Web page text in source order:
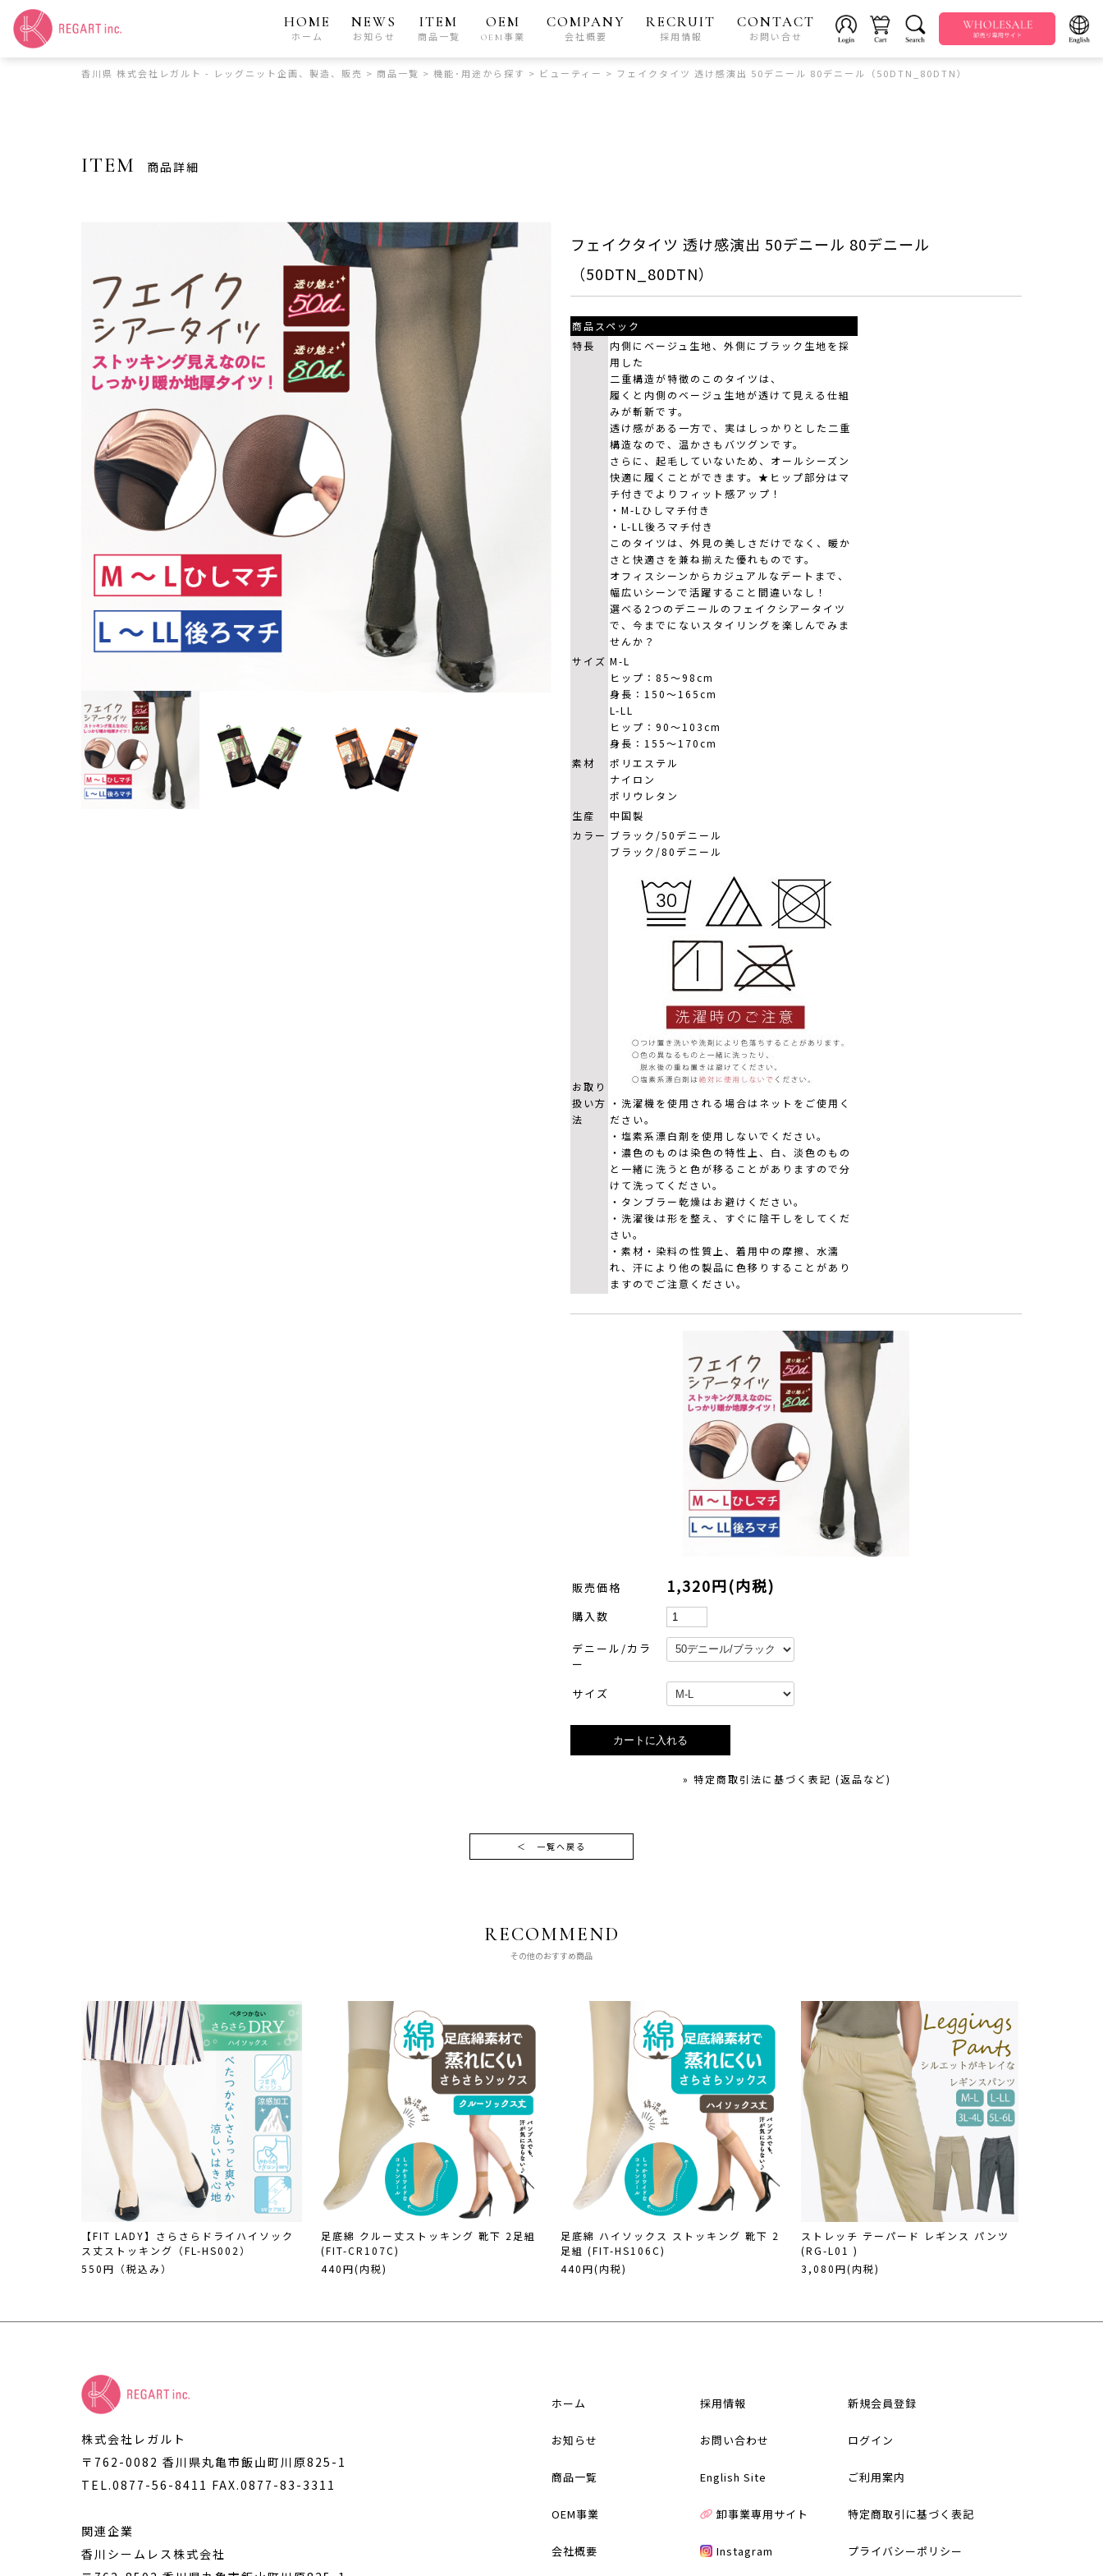
HOME
ホーム
NEWS
お知らせ
ITEM
商品一覧
OEM
OEM事業
COMPANY
会社概要
RECRUIT
採用情報
CONTACT
お問い合せ
香川県 株式会社レガルト - レッグニット企画、製造、販売 > 商品一覧 > 機能･用途から探す > ビューティー > フェイクタイツ 透け感演出 50デニール 80デニール（50DTN_80DTN）
ITEM 商品詳細
フェイクタイツ 透け感演出 50デニール 80デニール
（50DTN_80DTN）
商品スペック
特長
内側にベージュ生地、外側にブラック生地を採
用した
二重構造が特徴のこのタイツは、
履くと内側のベージュ生地が透けて見える仕組
みが斬新です。
透け感がある一方で、実はしっかりとした二重
構造なので、温かさもバツグンです。
さらに、起毛していないため、オールシーズン
快適に履くことができます。★ヒップ部分はマ
チ付きでよりフィット感アップ！
・M-Lひしマチ付き
・L-LL後ろマチ付き
このタイツは、外見の美しさだけでなく、暖か
さと快適さを兼ね揃えた優れものです。
オフィスシーンからカジュアルなデートまで、
幅広いシーンで活躍すること間違いなし！
選べる2つのデニールのフェイクシアータイツ
で、今までにないスタイリングを楽しんでみま
せんか？
サイズ M-L
ヒップ：85～98cm
身長：150～165cm
L-LL
ヒップ：90～103cm
身長：155～170cm
素材
ポリエステル
ナイロン
ポリウレタン
生産
中国製
カラー ブラック/50デニール
ブラック/80デニール
お取り
扱い方
法
・洗濯機を使用される場合はネットをご使用く
ださい。
・塩素系漂白剤を使用しないでください。
・濃色のものは染色の特性上、白、淡色のもの
と一緒に洗うと色が移ることがありますので分
けて洗ってください。
・タンブラー乾燥はお避けください。
・洗濯後は形を整え、すぐに陰干しをしてくだ
さい。
・素材・染料の性質上、着用中の摩擦、水濡
れ、汗により他の製品に色移りすることがあり
ますのでご注意ください。
販売価格 1,320円(内税)
購入数
デニール/カラ
ー
サイズ
» 特定商取引法に基づく表記 (返品など)
＜ 一覧へ戻る
RECOMMEND
その他のおすすめ商品
【FIT LADY】さらさらドライハイソック
ス丈ストッキング（FL-HS002）
550円（税込み）
足底綿 クルー丈ストッキング 靴下 2足組
(FIT-CR107C)
440円(内税)
足底綿 ハイソックス ストッキング 靴下 2
足組 (FIT-HS106C)
440円(内税)
ストレッチ テーパード レギンス パンツ
(RG-L01 )
3,080円(内税)
株式会社レガルト
〒762-0082 香川県丸亀市飯山町川原825-1
TEL.0877-56-8411 FAX.0877-83-3311
関連企業
香川シームレス株式会社
ホーム 採用情報 新規会員登録
お知らせ お問い合わせ ログイン
商品一覧 English Site ご利用案内
OEM事業 卸事業専用サイト 特定商取引に基づく表記
会社概要 Instagram プライバシーポリシー